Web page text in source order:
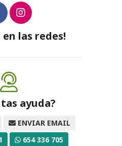
en las redes!
ayuda?
ENVIAR EMAIL
654 336 705